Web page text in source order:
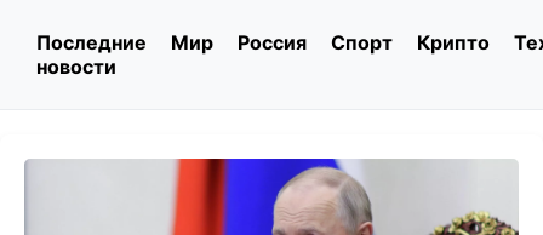
Последние
новости
Мир Россия Спорт Крипто